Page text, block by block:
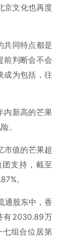
京文化也再度
共同特点都是
前判断会不会
成为包括，往
内新高的芒果
。
市值的芒果超
支持，截至
。
通股东中，香
有2030.89万
七组合位居第